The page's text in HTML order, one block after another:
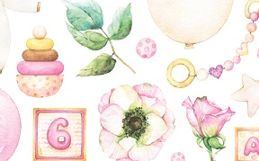
надійність